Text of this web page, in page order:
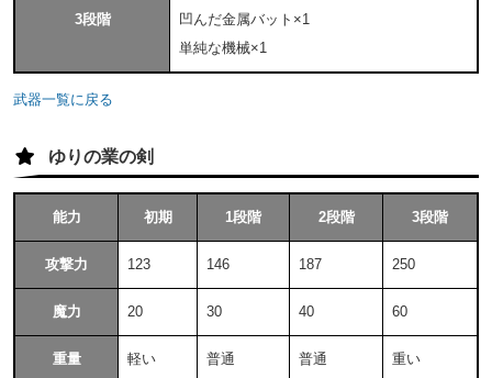
3段階
凹んだ金属バット×1
単純な機械×1
武器一覧に戻る
ゆりの業の剣
能力 初期 1段階 2段階 3段階
攻撃力 123 146 187 250
魔力 20 30 40 60
重量 軽い 普通 普通 重い